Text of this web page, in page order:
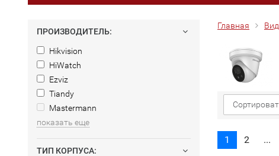
ПРОИЗВОДИТЕЛЬ:
Hikvision
HiWatch
Ezviz
Tiandy
Mastermann
показать еще
ТИП КОРПУСА:
Главная
1 2 ...